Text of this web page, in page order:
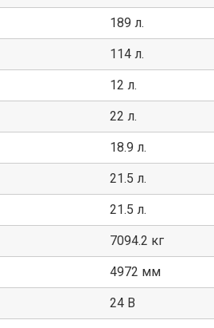
189 л.
114 л.
12 л.
22 л.
18.9 л.
21.5 л.
21.5 л.
7094.2 кг
4972 мм
24 В